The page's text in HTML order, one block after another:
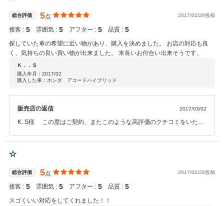
総合評価 5点 2017/02/28投稿
接客 : 5 雰囲気 : 5 アフター : 5 品質 : 5
探していた車の希望に近い物があり、購入を決めました。 お店の対応も良
く、気持ちの良い買い物が出来ました。 末長いお付合い出来そうです。
Ｋ．．Ｓ
購入年月： 2017/02
購入した車：ホンダ アコードハイブリッド
販売店の返信 2017/03/02
K..S様 この度はご契約、またこのような高評価のクチコミをいただ
けるサービスを、充実させる努力をしております。 今後ともどうぞ、
☆
総合評価 5点 2017/02/28投稿
接客 : 5 雰囲気 : 5 アフター : 5 品質 : 5
スゴくいい対応をしてくれました！！